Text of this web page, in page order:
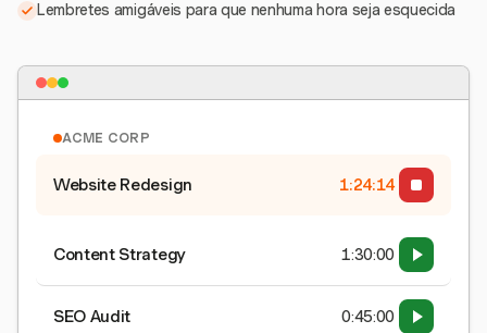
Lembretes amigáveis para que nenhuma hora seja esquecida
ACME CORP
Website Redesign 1:24:15
Content Strategy 1:30:00
SEO Audit 0:45:00